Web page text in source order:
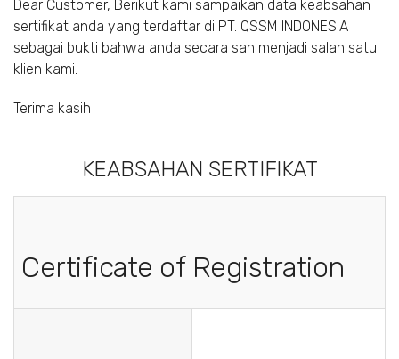
Dear Customer, Berikut kami sampaikan data keabsahan
sertifikat anda yang terdaftar di PT. QSSM INDONESIA
sebagai bukti bahwa anda secara sah menjadi salah satu
klien kami.
Terima kasih
KEABSAHAN SERTIFIKAT
Certificate of Registration